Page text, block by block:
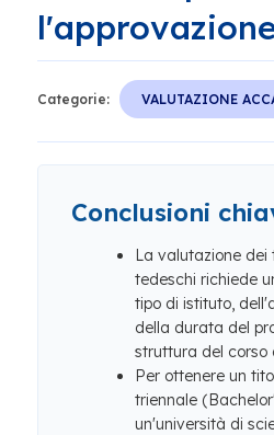
Categorie: VALUTAZIONE
Conclusioni
La valutazione dei
tedeschi richiede
tipo di istituto,
della durata del
struttura del corso
Per ottenere un
triennale
un'università di